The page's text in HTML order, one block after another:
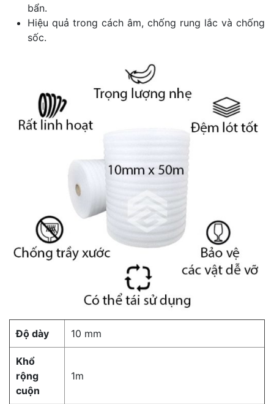
bẩn.
Hiệu quả trong cách âm, chống rung lắc và chống
sốc.
Độ dày 10 mm
Khổ
rộng
cuộn
1m